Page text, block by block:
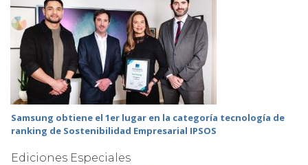
Samsung obtiene el 1er lugar en la categoría tecnología de
ranking de Sostenibilidad Empresarial IPSOS
Ediciones Especiales